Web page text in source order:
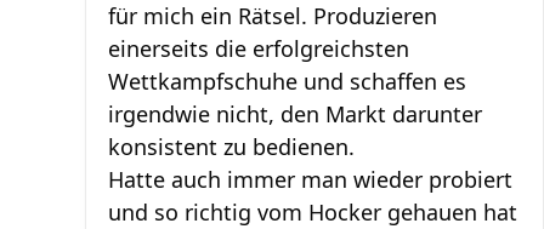
für mich ein Rätsel. Produzieren
einerseits die erfolgreichsten
Wettkampfschuhe und schaffen es
irgendwie nicht, den Markt darunter
konsistent zu bedienen.
Hatte auch immer man wieder probiert
und so richtig vom Hocker gehauen hat